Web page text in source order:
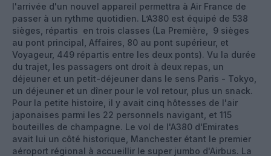
l'arrivée d'un nouvel appareil permettra à Air France de
passer à un rythme quotidien. L’A380 est équipé de 538
sièges, répartis en trois classes (La Première, 9 sièges
au pont principal, Affaires, 80 au pont supérieur, et
Voyageur, 449 répartis entre les deux ponts). Vu la durée
du trajet, les passagers ont droit à deux repas, un
déjeuner et un petit-déjeuner dans le sens Paris - Tokyo,
un déjeuner et un dîner pour le vol retour, plus un snack.
Pour la petite histoire, il y avait cinq hôtesses de l'air
japonaises parmi les 22 personnels navigant, et 115
bouteilles de champagne. Le vol de l'A380 d'Emirates
avait lui un côté historique, Manchester étant le premier
aéroport régional à accueillir le super jumbo d'Airbus. La